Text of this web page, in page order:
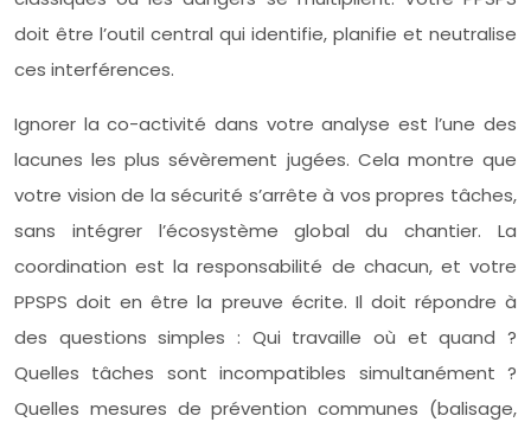
doit être l’outil central qui identifie, planifie et neutralise
ces interférences.
Ignorer la co-activité dans votre analyse est l’une des
lacunes les plus sévèrement jugées. Cela montre que
votre vision de la sécurité s’arrête à vos propres tâches,
sans intégrer l’écosystème global du chantier. La
coordination est la responsabilité de chacun, et votre
PPSPS doit en être la preuve écrite. Il doit répondre à
des questions simples : Qui travaille où et quand ?
Quelles tâches sont incompatibles simultanément ?
Quelles mesures de prévention communes (balisage,